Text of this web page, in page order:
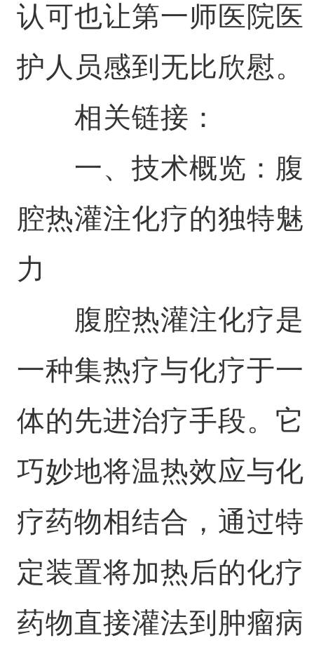
认可也让第一师医院医
护人员感到无比欣慰。
相关链接：
一、技术概览：腹
腔热灌注化疗的独特魅
力
腹腔热灌注化疗是
一种集热疗与化疗于一
体的先进治疗手段。它
巧妙地将温热效应与化
疗药物相结合，通过特
定装置将加热后的化疗
药物直接灌法到肿瘤病